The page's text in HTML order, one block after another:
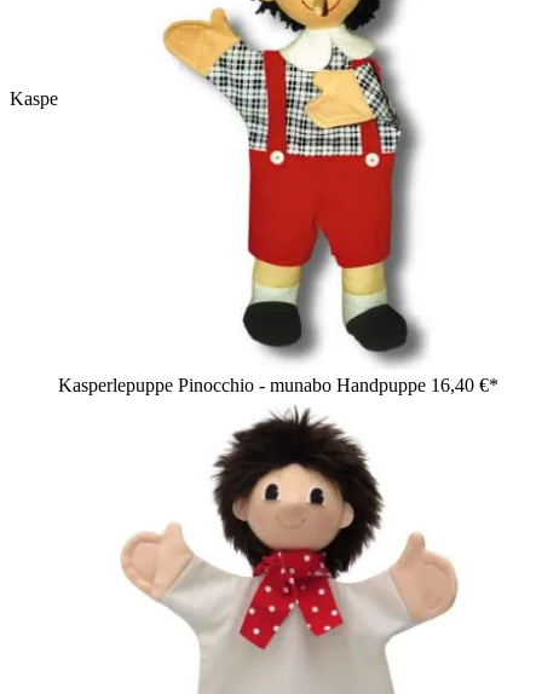
Kasperlepuppe Polizist Handpuppe - munabo
Kasperlepuppe Pinocchio - munabo Handpuppe 16,40 €*